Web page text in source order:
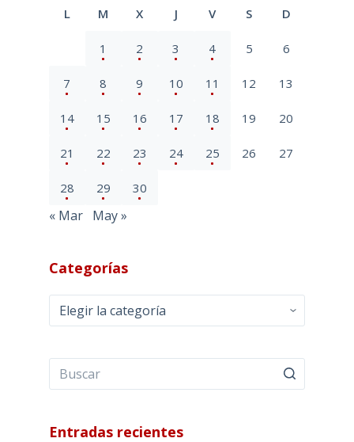
L M X J V S D
1 2 3 4 5 6
7 8 9 10 11 12 13
14 15 16 17 18 19 20
21 22 23 24 25 26 27
28 29 30
« Mar May »
Categorías
Categorías
Entradas recientes